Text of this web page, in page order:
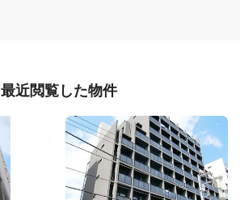
最近閲覧した物件